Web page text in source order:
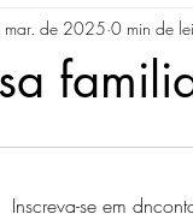
de 2025 0 min de
Inscreva-se em